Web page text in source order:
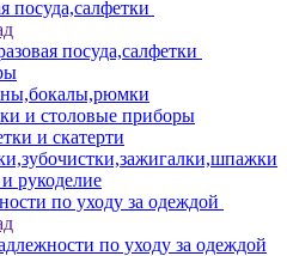
посуда,салфетки
посуда,салфетки
и столовые приборы
и скатерти
рукоделие
по уходу за одеждой
по уходу за одеждой